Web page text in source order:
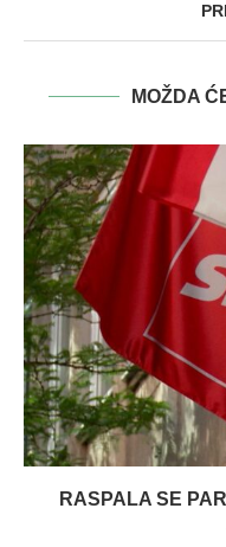
MOŽDA
RASPALA SE